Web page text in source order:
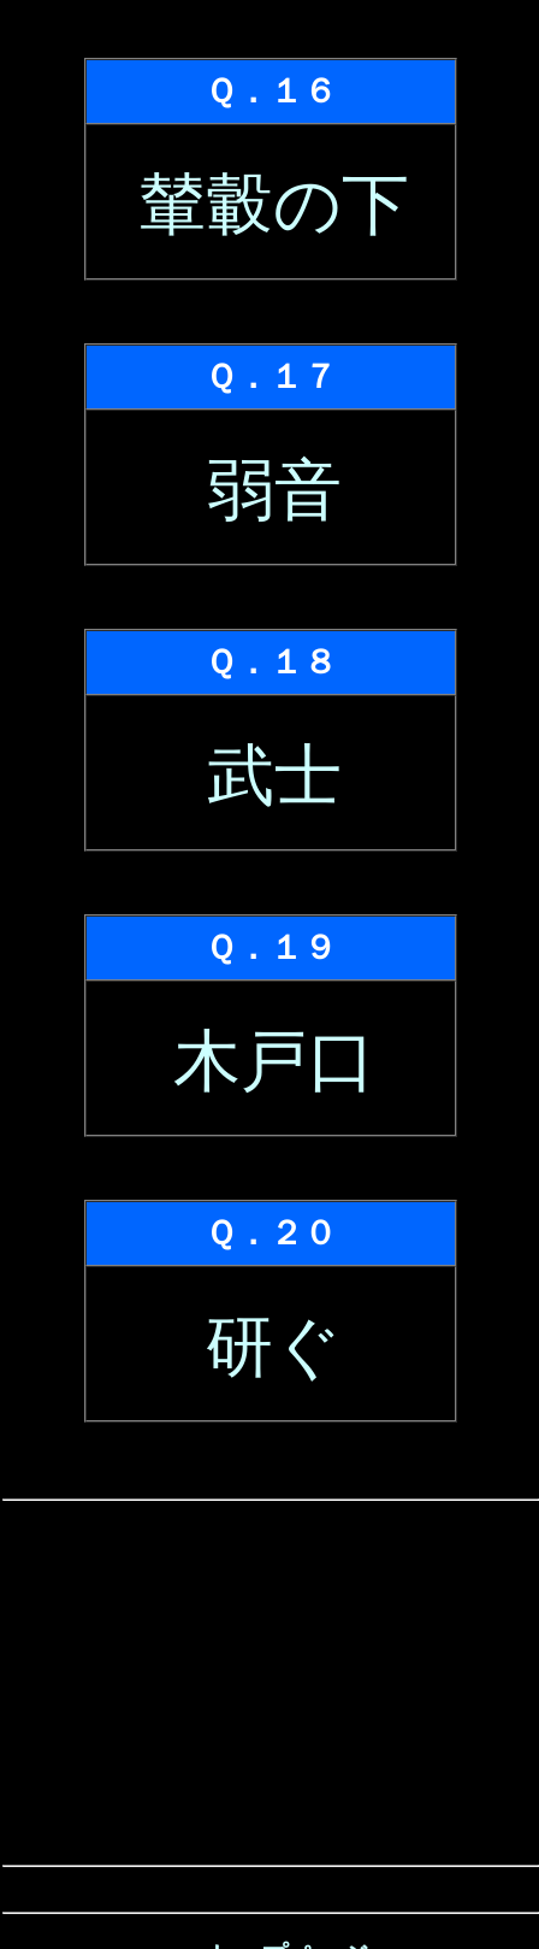
Ｑ．１６
輦轂の下
Ｑ．１７
弱音
Ｑ．１８
武士
Ｑ．１９
木戸口
Ｑ．２０
研ぐ